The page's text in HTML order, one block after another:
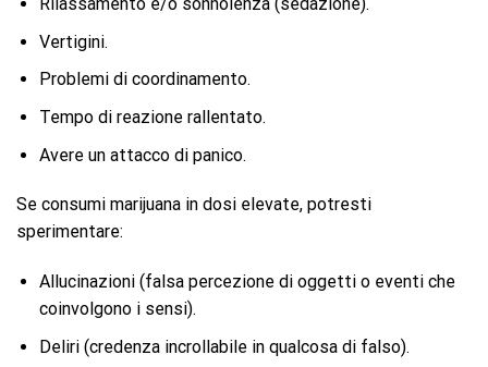
Vertigini.
Problemi di coordinamento.
Tempo di reazione rallentato.
Avere un attacco di panico.
Se consumi marijuana in dosi elevate, potresti
sperimentare:
Allucinazioni (falsa percezione di oggetti o eventi che
coinvolgono i sensi).
Deliri (credenza incrollabile in qualcosa di falso).